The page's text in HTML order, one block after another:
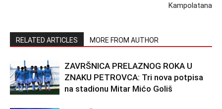
Kampolatana
RELATED ARTICLES MORE FROM AUTHOR
ZAVRŠNICA PRELAZNOG ROKA U
ZNAKU PETROVCA: Tri nova potpisa
na stadionu Mitar Mićo Goliš